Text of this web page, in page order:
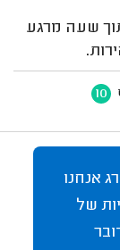
שעה מרגע
10
אנחנו
של